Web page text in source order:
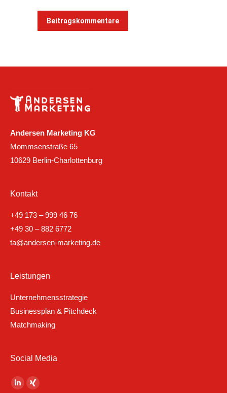
Beitragskommentare
Andersen Marketing KG
Mommsenstraße 65
10629 Berlin-Charlottenburg
Kontakt
+49 173 – 999 46 76
+49 30 – 882 6772
ta@andersen-marketing.de
Leistungen
Unternehmensstrategie
Businessplan & Pitchdeck
Matchmaking
Social Media
Finden Sie uns auf:
LinkedinXING